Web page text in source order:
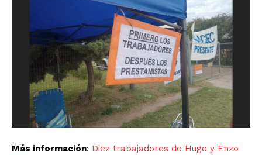
Más información: Diez trabajadores de Hugo y Enzo